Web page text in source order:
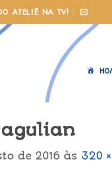
ATELIÊ NA TV!
de 2016 às 320